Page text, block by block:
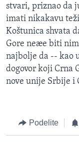
stvari, priznao da
imati nikakavu
Koštunica shvata
Gore neæe biti
najbolje da -- kao
dogovor koji Crna
nove unije Srbije i
Podelite